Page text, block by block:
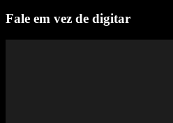
Fale em vez de digitar